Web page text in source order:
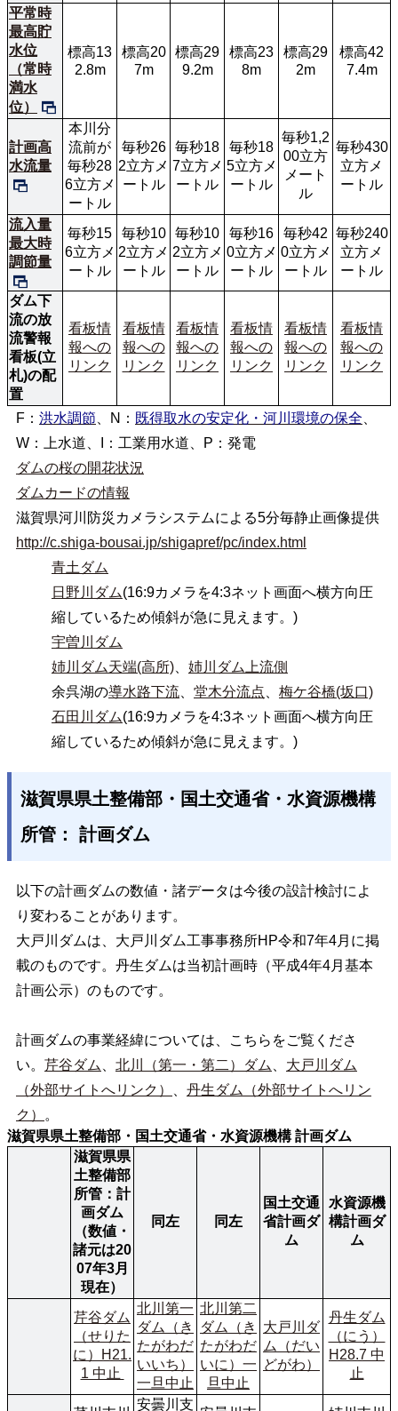
平常時
最高貯
水位
（常時
満水
位）
標高13
2.8m
標高20
7m
標高29
9.2m
標高23
8m
標高29
2m
標高42
7.4m
計画高
水流量
本川分
流前が
毎秒28
6立方メ
ートル
毎秒26
2立方メ
ートル
毎秒18
7立方メ
ートル
毎秒18
5立方メ
ートル
毎秒1,2
00立方
メート
ル
毎秒430
立方メ
ートル
流入量
最大時
調節量
毎秒15
6立方メ
ートル
毎秒10
2立方メ
ートル
毎秒10
2立方メ
ートル
毎秒16
0立方メ
ートル
毎秒42
0立方メ
ートル
毎秒240
立方メ
ートル
ダム下
流の放
流警報
看板(立
札)の配
置
看板情
報への
リンク
看板情
報への
リンク
看板情
報への
リンク
看板情
報への
リンク
看板情
報への
リンク
看板情
報への
リンク
F： 洪水調節 、N： 既得取水の安定化・河川環境の保全
W：上水道、I：工業用水道、P：発電
ダムの桜の開花状況
ダムカードの情報
滋賀県河川防災カメラシステムによる5分毎静止画像提供
http://c.shiga-bousai.jp/shigapref/pc/index.html
青土ダム
日野川ダム(16:9カメラを4:3ネット画面へ横方向圧
縮しているため傾斜が急に見えます。)
宇曽川ダム
姉川ダム天端(高所)
姉川ダム上流側
余呉湖の導水路下流 堂木分流点
梅ケ谷橋(坂口)
石田川ダム(16:9カメラを4:3ネット画面へ横方向圧
縮しているため傾斜が急に見えます。)
滋賀県県土整備部・国土交通省・水資源機構
所管： 計画ダム
以下の計画ダムの数値・諸データは今後の設計検討によ
り変わることがあります。
大戸川ダムは、大戸川ダム工事事務所HP令和7年4月に掲
載のものです。丹生ダムは当初計画時（平成4年4月基本
計画公示）のものです。
計画ダムの事業経緯については、こちらをご覧くださ
い。 芹谷ダム 北川（第一・第二）ダム
大戸川ダム
（外部サイトへリンク）
丹生ダム（外部サイトへリン
ク）
。
滋賀県県土整備部・国土交通省・水資源機構 計画ダム
滋賀県県
土整備部
所管：計
画ダム
（数値・
諸元は20
07年3月
現在）
同左 同左
国土交通
省計画ダ
ム
水資源機
構計画ダ
ム
芹谷ダム
（せりた
に）H21.
1 中止
北川第一
ダム（き
たがわだ
いいち）
一旦中止
北川第二
ダム（き
たがわだ
いに）一
旦中止
大戸川ダ
ム（だい
どがわ）
丹生ダム
（にう）
H28.7 中
止
安曇川支